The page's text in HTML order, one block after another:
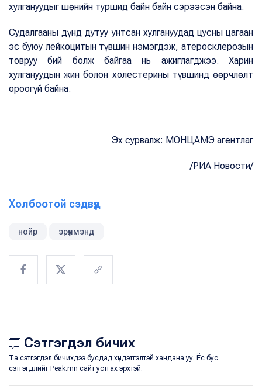
хулгануудыг шөнийн туршид байн байн сэрээсэн байна.
Судалгааны дүнд дутуу унтсан хулгануудад цусны цагаан
эс буюу лейкоцитын түвшин нэмэгдэж, атеросклерозын
товруу бий болж байгаа нь ажиглагджээ. Харин
хулгануудын жин болон холестерины түвшинд өөрчлөлт
ороогүй байна.
Эх сурвалж: МОНЦАМЭ агентлаг
/РИА Новости/
Холбоотой сэдвүүд
нойр эрүүлмэнд
Сэтгэгдэл бичих
Та сэтгэгдэл бичихдээ бусдад хүндэтгэлтэй хандана уу. Ёс бус
сэтгэгдлийг Peak.mn сайт устгах эрхтэй.